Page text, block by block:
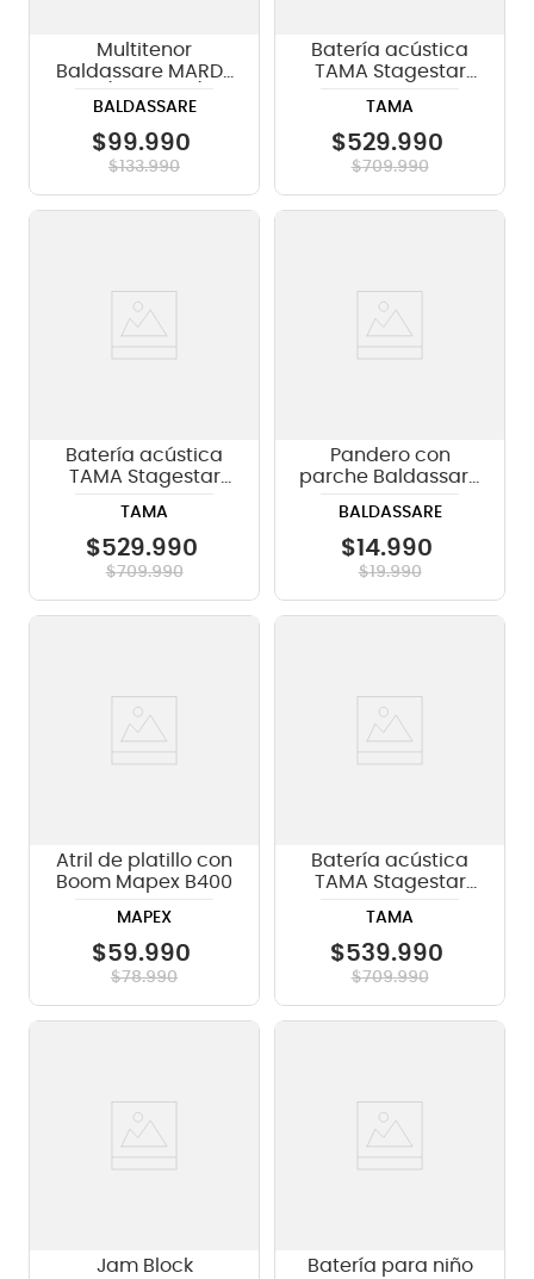
Multitenor
Baldassare MARD-
BALDASSARE
$99.990
$133.990
Batería acústica
TAMA Stagestar
CSS
TAMA
$529.990
$709.990
Batería acústica
TAMA Stagestar
BNS
TAMA
$529.990
$709.990
Pandero con
parche Baldassare
pulgadas
BALDASSARE
$14.990
$19.990
Atril de platillo con
Boom Mapex B400
MAPEX
$59.990
$78.990
Batería acústica
TAMA Stagestar
Sea Blue Mist
TAMA
$539.990
$709.990
Jam Block
Batería para niño